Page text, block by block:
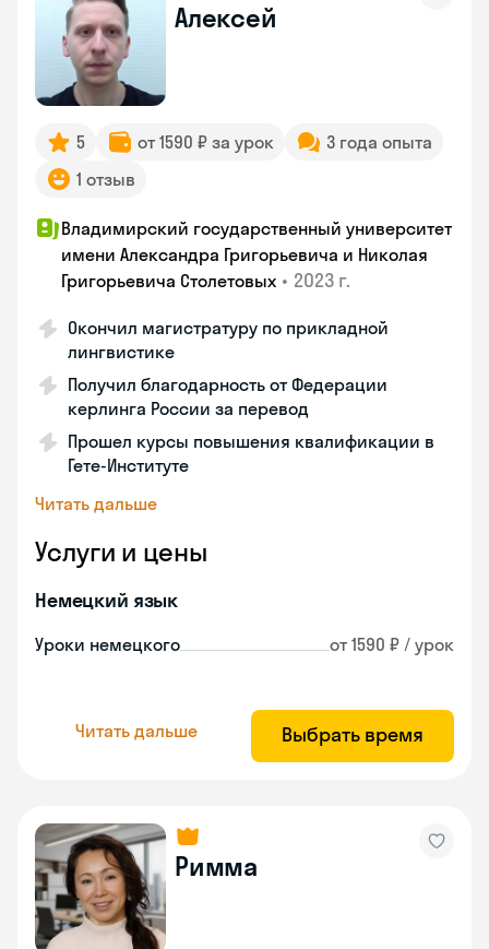
Алексей
5 от 1590 ₽ за урок
3 года опыта
1 отзыв
Владимирский государственный университет
имени Александра Григорьевича и Николая
Григорьевича Столетовых • 2023 г.
Окончил магистратуру по прикладной
лингвистике
Получил благодарность от Федерации
керлинга России за перевод
Прошел курсы повышения квалификации в
Гете-Институте
Читать дальше
Услуги и цены
Немецкий язык
Уроки немецкого от 1590 ₽ / урок
Читать дальше Выбрать время
Римма